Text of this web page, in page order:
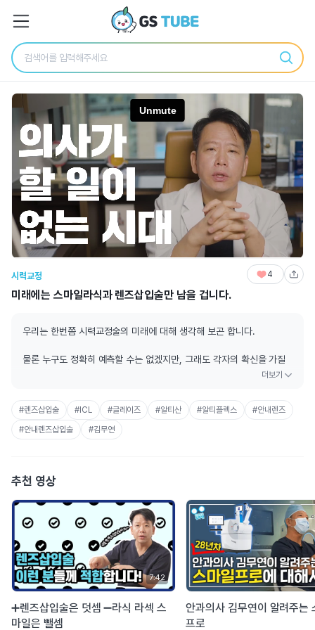
시력교정
미래에는 스마일라식과 렌즈삽입술만 남을 겁니다.
4
우리는 한번쯤 시력교정술의 미래에 대해 생각해 보곤 합니다.
물론 누구도 정확히 예측할 수는 없겠지만, 그래도 각자의 확신을 가질
오늘은 김무연 원장이 생각하는 미래의 시력교정술에 대해 알아보도록
하겠습니다.
03:50 렌즈삽입술에 쓰이는 렌즈, 수명이 어떻게 되나요?
04:12 얼마 전에 렌즈삽입술을 했는데 라섹 했던 남친에게 자랑하고 싶
04:29 눈 화장 없이 살 수 없는 저, 수술 후 눈 화장은 언제부터 가능한
가요?
04:48 수술 후 괄목상대 가능한가요?
05:30 스쿠버 다이빙으로 안압이 높아져도 이상이 없을까요?
05:50 고등학교 2학년 자녀에게는 렌즈삽입술이 조금 이를까요?
#렌즈삽입술 #ICL #글레이즈 #알티산 #알티플렉스
#안내렌즈
#안내렌즈삽입술
#김무연
추천 영상
7:42
➕렌즈삽입술은 덧셈 ➖라식 라섹 스
마일은 뺄셈
안과의사 김무연이 알려주는
프로